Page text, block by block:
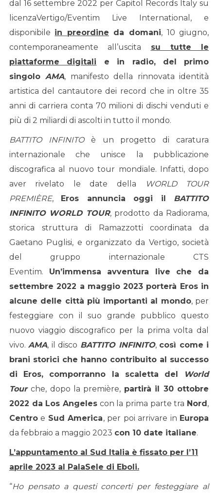
dal 16 settembre 2022 per Capitol Records Italy su
licenzaVertigo/Eventim Live International, e
disponibile in preordine da domani, 10 giugno,
contemporaneamente all’uscita su tutte le
piattaforme digitali e in radio,
del primo
singoloAMA, manifesto della rinnovata identità
artistica del cantautore dei record che in oltre 35
anni di carriera conta 70 milioni di dischi venduti e
più di 2 miliardi di ascolti in tutto il mondo.
BATTITO INFINITO è un progetto di caratura
internazionale che unisce la pubblicazione
discografica al nuovo tour mondiale. Infatti, dopo
aver rivelato le date della
WORLD TOUR
PREMIÈRE, Eros annuncia oggi il BATTITO
INFINITO WORLD TOUR, prodotto da Radiorama,
storica struttura di Ramazzotti coordinata da
Gaetano Puglisi, e organizzato da Vertigo, società
del gruppo internazionale CTS
Eventim. Un’immensa avventura live che da
settembre 2022 a maggio 2023 porterà Eros in
alcune delle città più importanti al mondo, per
festeggiare con il suo grande pubblico questo
nuovo viaggio discografico per la prima volta dal
vivo.AMA, il disco BATTITO INFINITO, così come i
brani storici che hanno contribuito al successo
di Eros, comporranno la scaletta del
World
Tourche, dopo la première, partirà il 30 ottobre
2022 da Los Angelescon la prima parte tra Nord,
Centroe Sud America, per poi arrivare in Europa
da febbraio a maggio 2023 con 10 date italiane.
L’appuntamento al Sud Italia è fissato per l’11
aprile 2023 al PalaSele di Eboli.
“Ho pensato a questi concerti per festeggiare al